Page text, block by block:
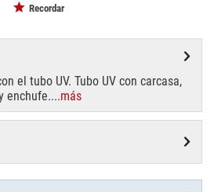
Recordar
el tubo UV. Tubo UV con carcasa,
enchufe....más